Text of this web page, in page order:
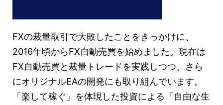
FXの裁量取引で大敗したことをきっかけに、
2016年頃からFX自動売買を始めました。現在は
FX自動売買と裁量トレードを実践しつつ、さら
にオリジナルEAの開発にも取り組んでいます。
「楽して稼ぐ」を体現した投資による「自由な生